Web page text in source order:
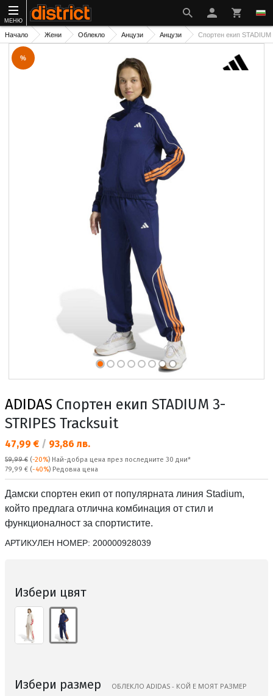
МЕНЮ
Начало Жени Облекло Анцузи Анцузи Спортен екип
%
ADIDAS Спортен екип STADIUM 3-
STRIPES Tracksuit
Текуща цена:
47,99 € / 93,86 лв.
59,99 € (-20%) Най-добра цена през последните 30 дни*
Редовна цена:
79,99 € (-40%) Редовна цена
Дамски спортен екип от популярната линия Stadium,
който предлага отлична комбинация от стил и
функционалност за спортистите.
АРТИКУЛЕН НОМЕР: 200000928039
Избери цвят
Избери размер ОБЛЕКЛО ADIDAS - КОЙ Е МОЯТ РАЗМЕР